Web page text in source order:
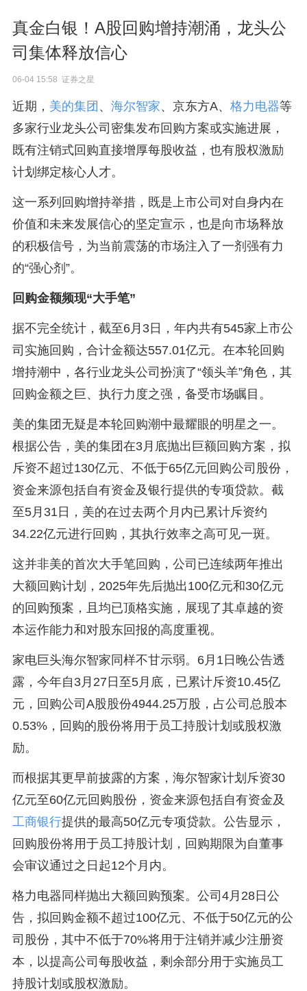
真金白银！A股回购增持潮涌，龙头公
司集体释放信心
06-04 15:58 证券之星
近期， 美的集团 、 海尔智家、京东方A、 格力电器等
多家行业龙头公司密集发布回购方案或实施进展，
既有注销式回购直接增厚每股收益，也有股权激励
计划绑定核心人才。
这一系列回购增持举措，既是上市公司对自身内在
价值和未来发展信心的坚定宣示，也是向市场释放
的积极信号，为当前震荡的市场注入了一剂强有力
的“强心剂”。
回购金额频现“大手笔”
据不完全统计，截至6月3日，年内共有545家上市公
司实施回购，合计金额达557.01亿元。在本轮回购
增持潮中，各行业龙头公司扮演了“领头羊”角色，其
回购金额之巨、执行力度之强，备受市场瞩目。
美的集团无疑是本轮回购潮中最耀眼的明星之一。
根据公告，美的集团在3月底抛出巨额回购方案，拟
斥资不超过130亿元、不低于65亿元回购公司股份，
资金来源包括自有资金及银行提供的专项贷款。截
至5月31日，美的在过去两个月内已累计斥资约
34.22亿元进行回购，其执行效率之高可见一斑。
这并非美的首次大手笔回购，公司已连续两年推出
大额回购计划，2025年先后抛出100亿元和30亿元
的回购预案，且均已顶格实施，展现了其卓越的资
本运作能力和对股东回报的高度重视。
家电巨头海尔智家同样不甘示弱。6月1日晚公告透
露，今年自3月27日至5月底，已累计斥资10.45亿
元，回购公司A股股份4944.25万股，占公司总股本
0.53%，回购的股份将用于员工持股计划或股权激
励。
而根据其更早前披露的方案，海尔智家计划斥资30
亿元至60亿元回购股份，资金来源包括自有资金及
工商银行提供的最高50亿元专项贷款。公告显示，
回购股份将用于员工持股计划，回购期限为自董事
会审议通过之日起12个月内。
格力电器同样抛出大额回购预案。公司4月28日公
告，拟回购金额不超过100亿元、不低于50亿元的公
司股份，其中不低于70%将用于注销并减少注册资
本，以提高公司每股收益，剩余部分用于实施员工
持股计划或股权激励。